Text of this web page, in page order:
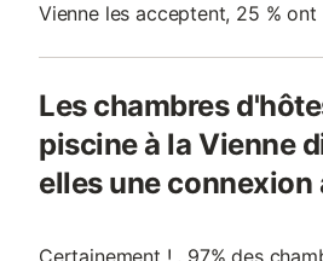
Vienne les acceptent, 25 %
Les chambres
piscine à la Vienne
elles une connexion
Certainement ! , 97% des